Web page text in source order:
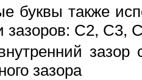
буквы также
зазоров: С2,
зазор
зазора